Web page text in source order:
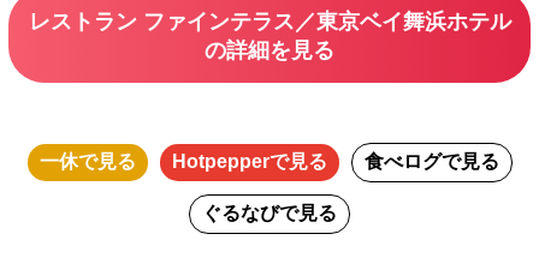
レストラン ファインテラス／東京ベイ舞浜ホテル
の詳細を見る
一休で見る Hotpepperで見る 食べログで見る
ぐるなびで見る